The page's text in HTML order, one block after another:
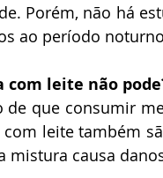
Porém, não há
ao período
leite não
que consumir
leite também
mistura causa